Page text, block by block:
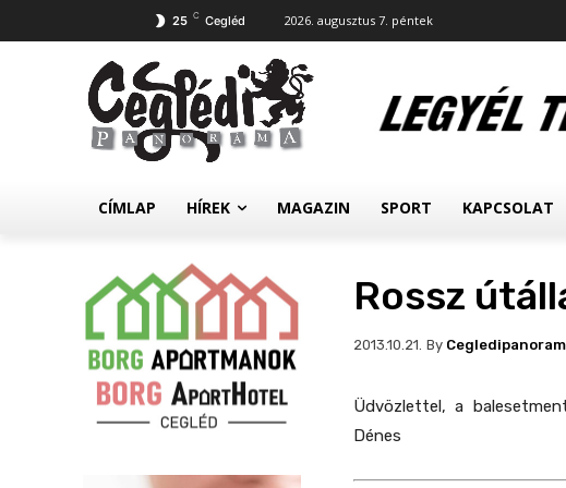
25 C Cegléd 2026. augusztus 7. péntek
CÍMLAP HÍREK MAGAZIN SPORT KAPCSOLAT
Rossz
2013.10.21. By
Üdvözlettel,a
Dénes